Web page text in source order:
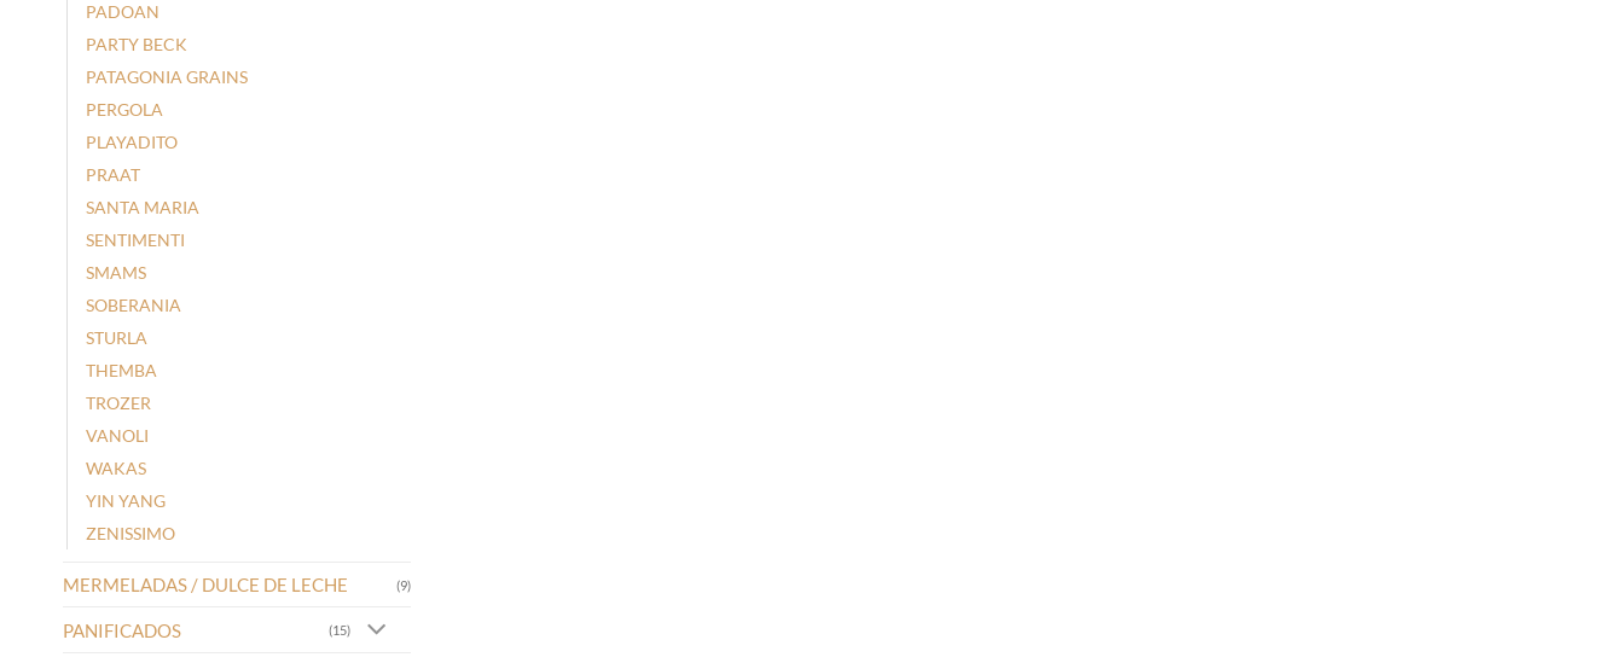
PADOAN
PARTY BECK
PATAGONIA GRAINS
PERGOLA
PLAYADITO
PRAAT
SANTA MARIA
SENTIMENTI
SMAMS
SOBERANIA
STURLA
THEMBA
TROZER
VANOLI
WAKAS
YIN YANG
ZENISSIMO
MERMELADAS / DULCE DE LECHE (9)
PANIFICADOS (15)